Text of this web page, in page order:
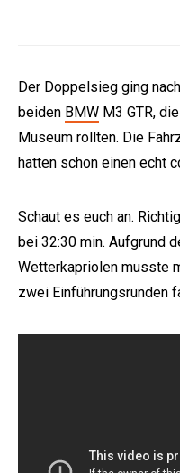
Der Doppelsieg ging
beiden BMW M3 GTR,
Museum rollten. Die
hatten schon einen echt
Schaut es euch an.
bei 32:30 min. Aufgrund
Wetterkapriolen musste
zwei Einführungsrunden